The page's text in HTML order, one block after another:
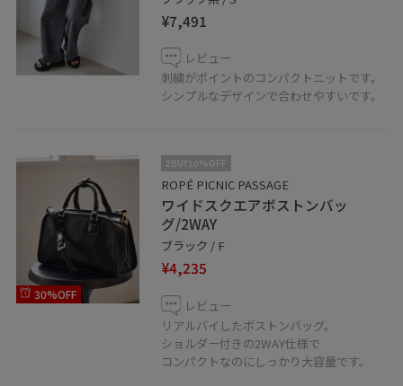
¥7,491
レビュー
刺繍がポイントのコンパクトニットです。
シンプルなデザインで合わせやすいです。
30%OFF
2BUY10%OFF
ROPÉ PICNIC PASSAGE
ワイドスクエアボストンバッ
グ/2WAY
ブラック / F
¥4,235
レビュー
リアルバイしたボストンバッグ。
ショルダー付きの2WAY仕様で
コンパクトなのにしっかり大容量です。